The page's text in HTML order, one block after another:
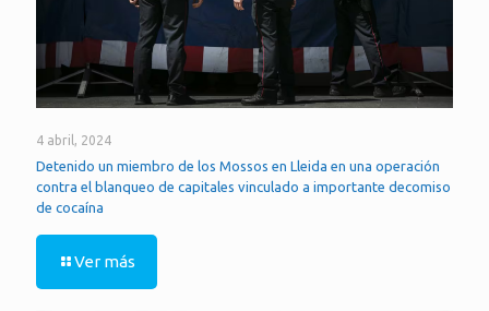
4 abril, 2024
Detenido un miembro de los Mossos en Lleida en una operación
contra el blanqueo de capitales vinculado a importante decomiso
de cocaína
Ver más